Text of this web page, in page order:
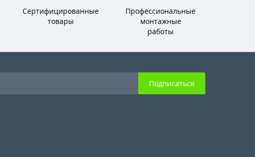
Сертифицированные
товары
Профессиональные
монтажные
работы
Подписаться